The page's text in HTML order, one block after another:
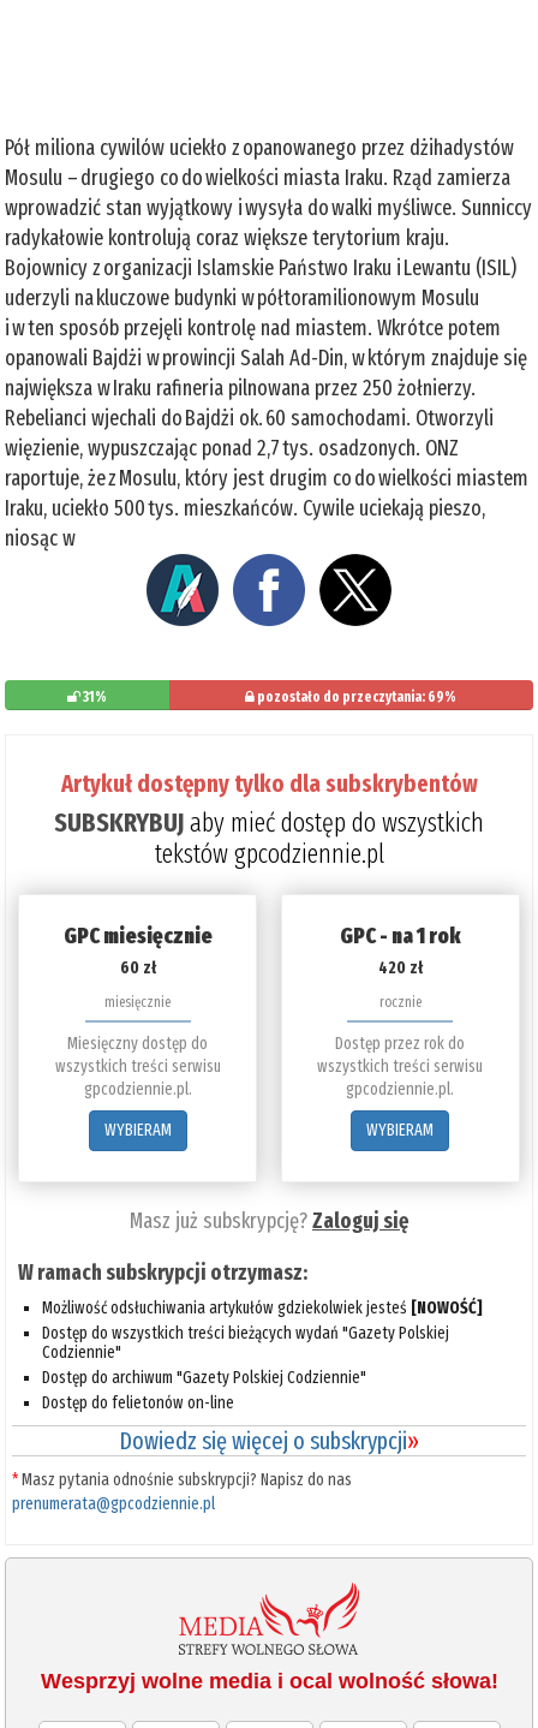
Pół miliona cywilów uciekło z opanowanego przez dżihadystów
Mosulu – drugiego co do wielkości miasta Iraku. Rząd zamierza
wprowadzić stan wyjątkowy i wysyła do walki myśliwce. Sunniccy
radykałowie kontrolują coraz większe terytorium kraju.
Bojownicy z organizacji Islamskie Państwo Iraku i Lewantu (ISIL)
uderzyli na kluczowe budynki w półtoramilionowym Mosulu
i w ten sposób przejęli kontrolę nad miastem. Wkrótce potem
opanowali Bajdżi w prowincji Salah Ad-Din, w którym znajduje się
największa w Iraku rafineria pilnowana przez 250 żołnierzy.
Rebelianci wjechali do Bajdżi ok. 60 samochodami. Otworzyli
więzienie, wypuszczając ponad 2,7 tys. osadzonych. ONZ
raportuje, że z Mosulu, który jest drugim co do wielkości miastem
Iraku, uciekło 500 tys. mieszkańców. Cywile uciekają pieszo,
niosąc w
31% pozostało do przeczytania: 69%
Artykuł dostępny tylko dla subskrybentów
SUBSKRYBUJaby mieć dostęp do wszystkich
tekstów gpcodziennie.pl
GPC miesięcznie
60 zł
miesięcznie
Miesięczny dostęp do
wszystkich treści serwisu
gpcodziennie.pl.
WYBIERAM
GPC - na 1 rok
420 zł
rocznie
Dostęp przez rok do
wszystkich treści serwisu
gpcodziennie.pl.
WYBIERAM
Masz już subskrypcję?Zaloguj się
W ramach subskrypcji otrzymasz:
Możliwość odsłuchiwania artykułów gdziekolwiek jesteś [NOWOŚĆ]
Dostęp do wszystkich treści bieżących wydań "Gazety Polskiej
Codziennie"
Dostęp do archiwum "Gazety Polskiej Codziennie"
Dostęp do felietonów on-line
Dowiedz się więcej o subskrypcji»
*Masz pytania odnośnie subskrypcji? Napisz do nas
prenumerata@gpcodziennie.pl
Wesprzyj wolne media i ocal wolność słowa!